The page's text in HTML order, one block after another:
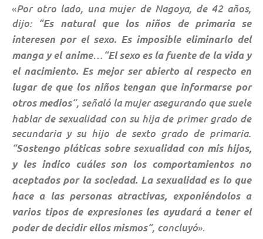
«Por otro lado, una mujer de Nagoya, de 42 años,
dijo: “Es natural que los niños de primaria se
interesen por el sexo. Es imposible eliminarlo del
manga y el anime…“El sexo es la fuente de la vida y
el nacimiento. Es mejor ser abierto al respecto en
lugar de que los niños tengan que informarse por
otros medios“, señaló la mujer asegurando que suele
hablar de sexualidad con su hija de primer grado de
secundaria y su hijo de sexto grado de primaria.
“Sostengo pláticas sobre sexualidad con mis hijos,
y les indico cuáles son los comportamientos no
aceptados por la sociedad. La sexualidad es lo que
hace a las personas atractivas, exponiéndolos a
varios tipos de expresiones les ayudará a tener el
poder de decidir ellos mismos“, concluyó».